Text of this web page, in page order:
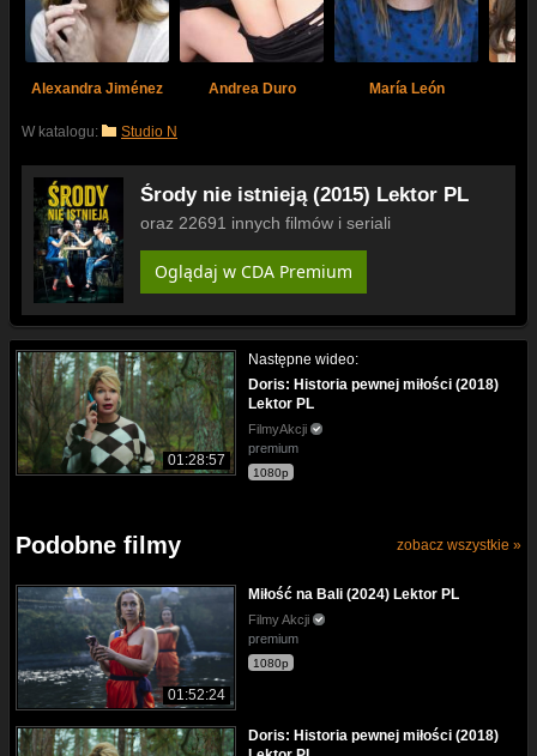
Alexandra Jiménez Andrea Duro María León
W katalogu: Studio N
Środy nie istnieją (2015) Lektor PL
oraz 22691 innych filmów i seriali
Oglądaj w CDA Premium
01:28:57
Następne wideo:
Doris: Historia pewnej miłości (2018)
Lektor PL
FilmyAkcji
premium
1080p
Podobne filmy zobacz wszystkie »
01:52:24
Miłość na Bali (2024) Lektor PL
Filmy Akcji
premium
1080p
Doris: Historia pewnej miłości (2018)